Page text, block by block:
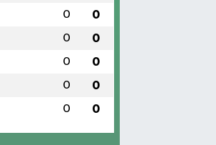
0 0
0 0
0 0
0 0
0 0